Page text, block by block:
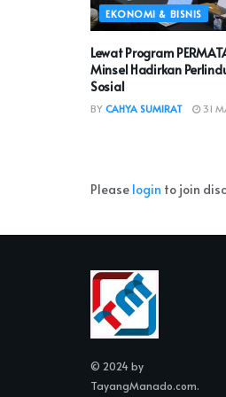
EKONOMI & BISNIS
Lewat Program
Minsel Hadirkan
Sosial
BY CAHYA SUMIRAT 31
Please login to join
© 2024 by
TayangManado.com.